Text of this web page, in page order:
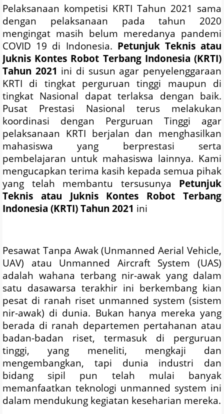
Pelaksanaan kompetisi KRTI Tahun 2021 sama
dengan pelaksanaan pada tahun 2020
mengingat masih belum meredanya pandemi
COVID 19 di Indonesia. Petunjuk Teknis atau
Juknis Kontes Robot Terbang Indonesia (KRTI)
Tahun 2021 ini di susun agar penyelenggaraan
KRTI di tingkat perguruan tinggi maupun di
tingkat Nasional dapat terlaksa dengan baik.
Pusat Prestasi Nasional terus melakukan
koordinasi dengan Perguruan Tinggi agar
pelaksanaan KRTI berjalan dan menghasilkan
mahasiswa yang berprestasi serta
pembelajaran untuk mahasiswa lainnya. Kami
mengucapkan terima kasih kepada semua pihak
yang telah membantu tersusunya Petunjuk
Teknis atau Juknis Kontes Robot Terbang
Indonesia (KRTI) Tahun 2021 ini
Pesawat Tanpa Awak (Unmanned Aerial Vehicle,
UAV) atau Unmanned Aircraft System (UAS)
adalah wahana terbang nir-awak yang dalam
satu dasawarsa terakhir ini berkembang kian
pesat di ranah riset unmanned system (sistem
nir-awak) di dunia. Bukan hanya mereka yang
berada di ranah departemen pertahanan atau
badan-badan riset, termasuk di perguruan
tinggi, yang meneliti, mengkaji dan
mengembangkan, tapi dunia industri dan
bidang sipil pun telah mulai banyak
memanfaatkan teknologi unmanned system ini
dalam mendukung kegiatan keseharian mereka.